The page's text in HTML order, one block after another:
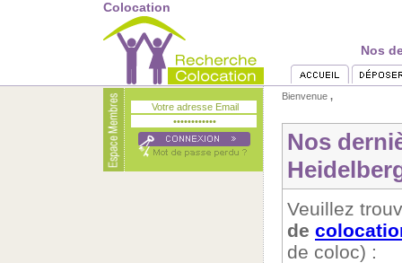
Colocation
Nos
Bienvenue ,
Nos
Veuillez
de
de coloc) :